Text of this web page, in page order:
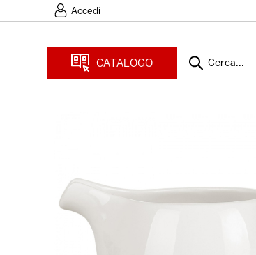
Accedi
CATALOGO Cerca...